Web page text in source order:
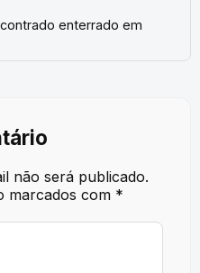
enterrado em
não será publicado.
marcados com *